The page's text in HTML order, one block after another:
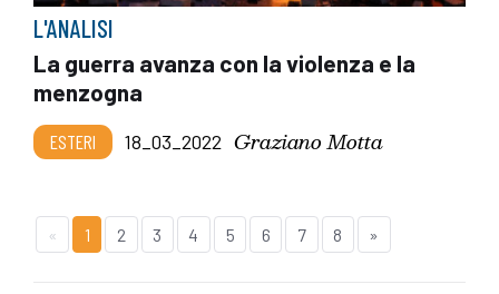
L'ANALISI
La guerra avanza con la violenza e la
menzogna
ESTERI 18_03_2022 Graziano Motta
« 1 2 3 4 5 6 7 8 »